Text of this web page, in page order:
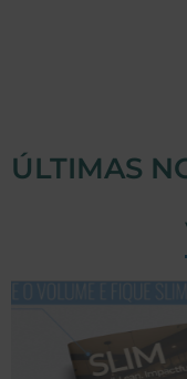
ÚLTIMAS